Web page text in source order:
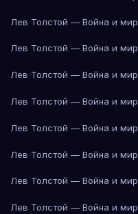
Лев Толстой — Война и мир
Лев Толстой — Война и мир
Лев Толстой — Война и мир
Лев Толстой — Война и мир
Лев Толстой — Война и мир
Лев Толстой — Война и мир
Лев Толстой — Война и мир
Лев Толстой — Война и мир